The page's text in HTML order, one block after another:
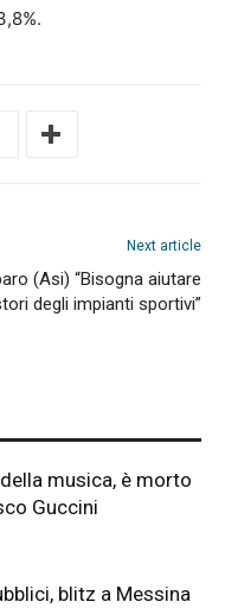
Next article
(Asi) “Bisogna aiutare
degli impianti sportivi”
musica, è morto
Guccini
blitz a Messina